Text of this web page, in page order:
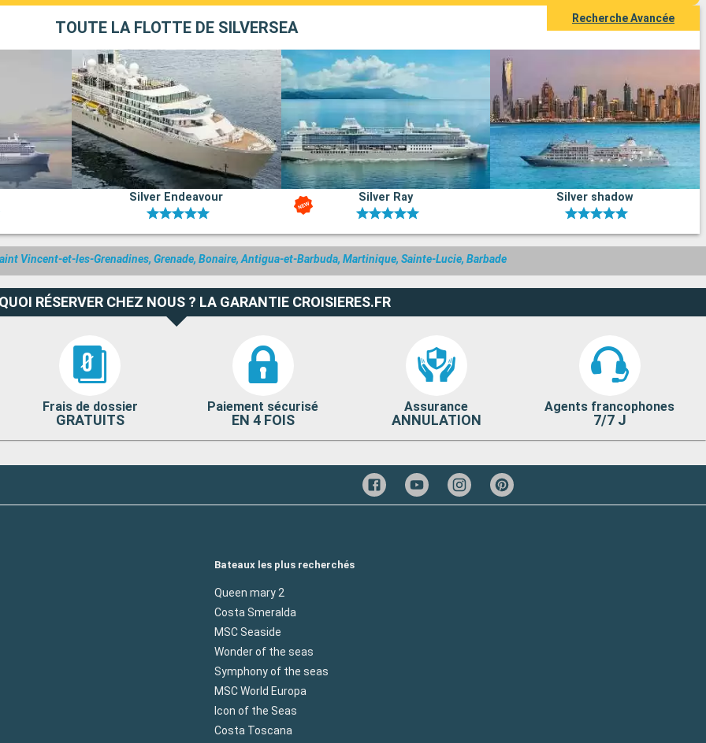
Départ
19:00
est un
il est
immédiate
idéal pour
historiques
Louis,
ses étals
et est
en ville, le
La
et
une
que
est une
Recherche Avancée
TOUTE LA FLOTTE DE SILVERSEA
Silver Endeavour Silver Ray Silver shadow
Vincent-et-les-Grenadines, Grenade, Bonaire, Antigua-et-Barbuda, Martinique, Sainte-Lucie, Barbade
RÉSERVER CHEZ NOUS ? LA GARANTIE CROISIERES.FR
Frais de dossier
GRATUITS
Paiement sécurisé
EN 4 FOIS
Assurance
ANNULATION
Agents francophones
7/7 J
Bateaux les plus recherchés
Queen mary 2
Costa Smeralda
MSC Seaside
Wonder of the seas
Symphony of the seas
MSC World Europa
Icon of the Seas
Costa Toscana